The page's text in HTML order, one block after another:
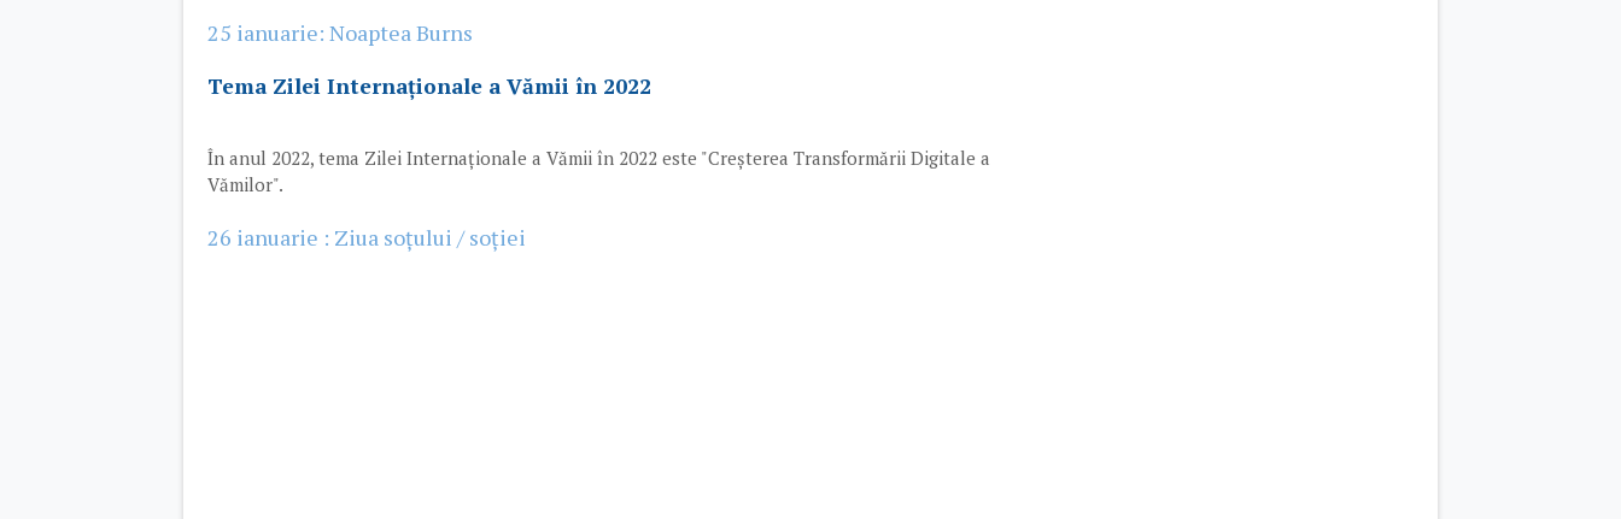
25 ianuarie: Noaptea Burns
Tema Zilei Internaționale a Vămii în 2022
În anul 2022, tema Zilei Internaționale a Vămii în 2022 este "Creșterea Transformării Digitale a
Vămilor".
26 ianuarie : Ziua soțului / soției